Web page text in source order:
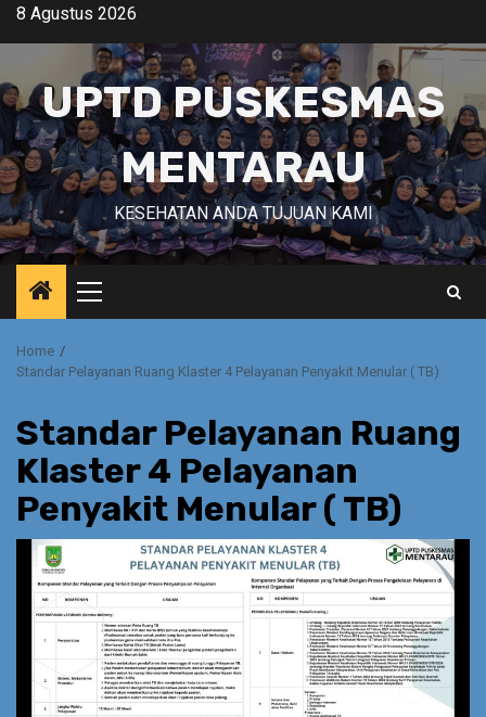
Skip8 Agustus 2026
UPTD PUSKESMAS
MENTARAU
KESEHATAN ANDA TUJUAN KAMI
Primary
Menu
Home
Standar Pelayanan Ruang Klaster 4 Pelayanan Penyakit Menular ( TB)
Standar Pelayanan Ruang
Klaster 4 Pelayanan
Penyakit Menular ( TB)